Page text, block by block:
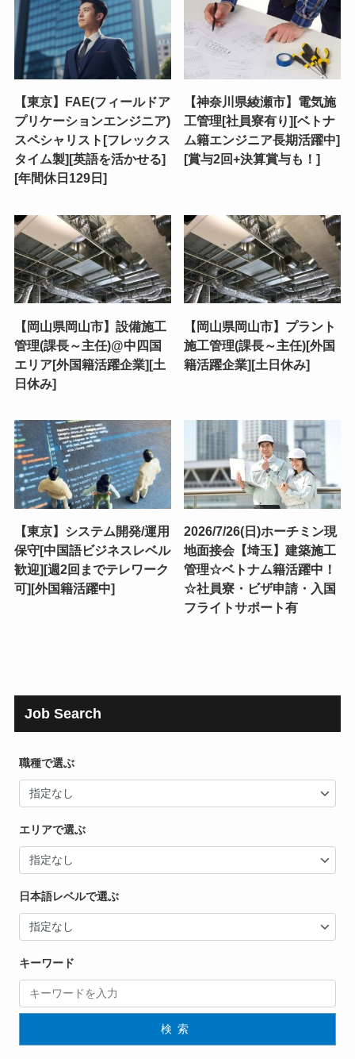
【東京】FAE(フィールドア
プリケーションエンジニア)
スペシャリスト[フレックス
タイム製][英語を活かせる]
[年間休日129日]
【神奈川県綾瀬市】電気施
工管理[社員寮有り][ベトナ
ム籍エンジニア長期活躍中]
[賞与2回+決算賞与も！]
【岡山県岡山市】設備施工
管理(課長～主任)@中四国
エリア[外国籍活躍企業][土
日休み]
【岡山県岡山市】プラント
施工管理(課長～主任)[外国
籍活躍企業][土日休み]
【東京】システム開発/運用
保守[中国語ビジネスレベル
歓迎][週2回までテレワーク
可][外国籍活躍中]
2026/7/26(日)ホーチミン現
地面接会【埼玉】建築施工
管理☆ベトナム籍活躍中！
☆社員寮・ビザ申請・入国
フライトサポート有
Job Search
職種で選ぶ
エリアで選ぶ
日本語レベルで選ぶ
キーワード
検索